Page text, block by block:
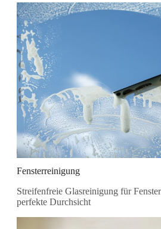
Fensterreinigung
Streifenfreie Glasreinigung für
perfekte Durchsicht